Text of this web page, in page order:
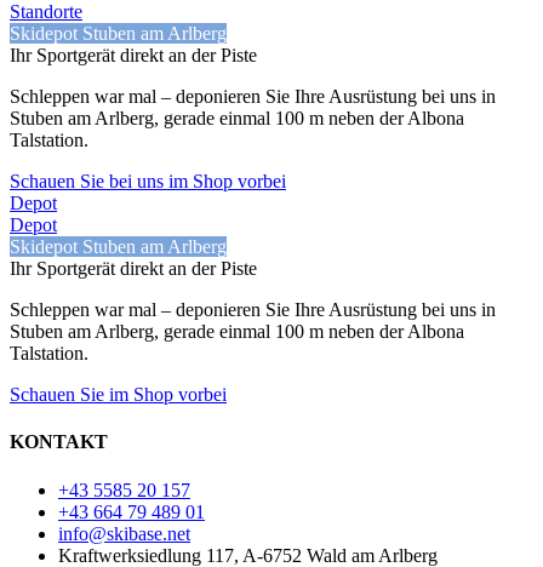
Standorte
Skidepot Stuben am Arlberg
Ihr Sportgerät direkt an der Piste
Schleppen war mal – deponieren Sie Ihre Ausrüstung bei uns in
Stuben am Arlberg, gerade einmal 100 m neben der Albona
Talstation.
Schauen Sie bei uns im Shop vorbei
Depot
Depot
Skidepot Stuben am Arlberg
Ihr Sportgerät direkt an der Piste
Schleppen war mal – deponieren Sie Ihre Ausrüstung bei uns in
Stuben am Arlberg, gerade einmal 100 m neben der Albona
Talstation.
Schauen Sie im Shop vorbei
KONTAKT
+43 5585 20 157
+43 664 79 489 01
info@skibase.net
Kraftwerksiedlung 117, A-6752 Wald am Arlberg